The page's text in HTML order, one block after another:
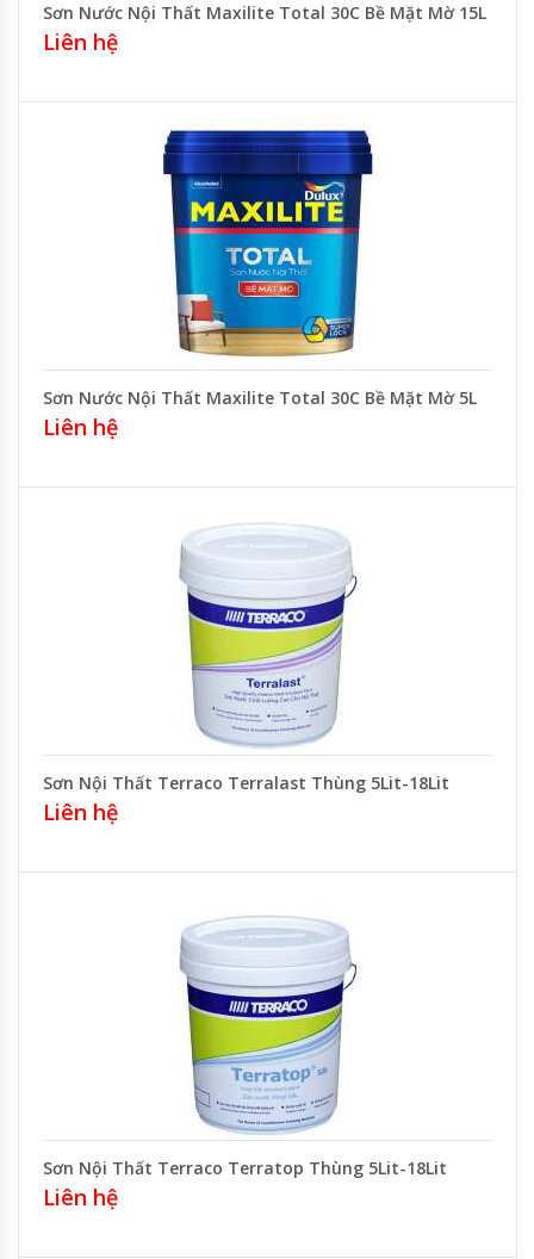
Sơn Nước Nội Thất Maxilite Total 30C Bề Mặt Mờ 15L
Liên hệ
Sơn Nước Nội Thất Maxilite Total 30C Bề Mặt Mờ 5L
Liên hệ
Sơn Nội Thất Terraco Terralast Thùng 5Lit-18Lit
Liên hệ
Sơn Nội Thất Terraco Terratop Thùng 5Lit-18Lit
Liên hệ